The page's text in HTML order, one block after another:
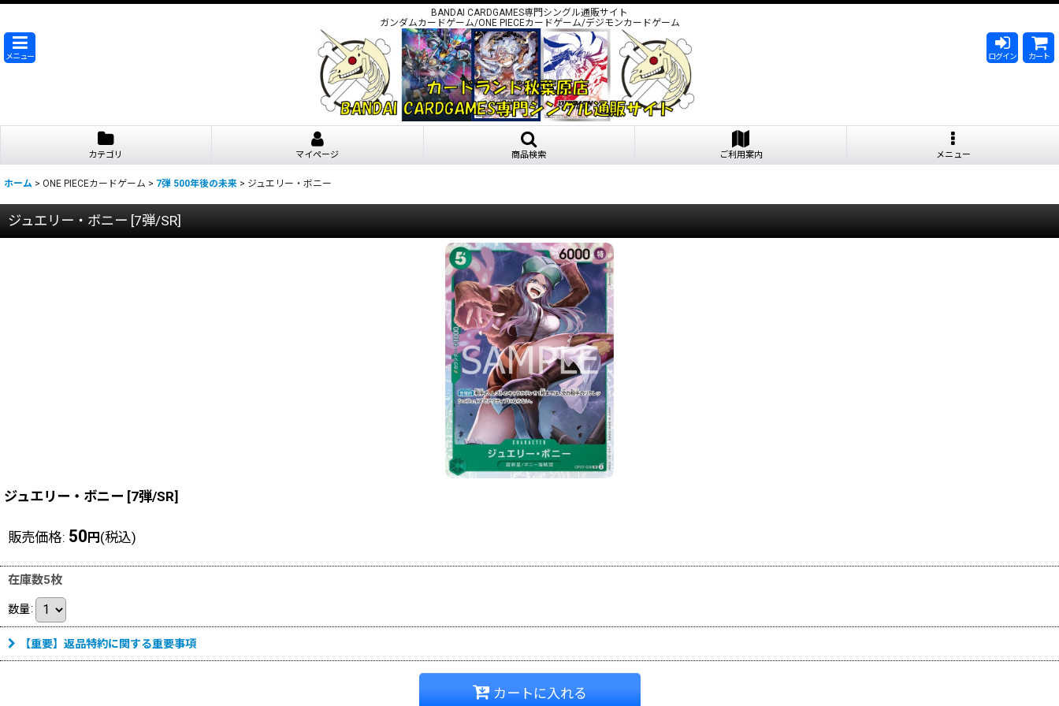
BANDAI CARDGAMES専門シングル通販サイト
ガンダムカードゲーム/ONE PIECEカードゲーム/デジモンカードゲーム
メニュー ログイン カート
カテゴリ マイページ 商品検索 ご利用案内 メニュー
ホーム > ONE PIECEカードゲーム > 7弾 500年後の未来 > ジュエリー・ボニー
ジュエリー・ボニー [7弾/SR]
ジュエリー・ボニー [7弾/SR]
販売価格: 50 円 (税込)
在庫数5枚
数量:
【重要】返品特約に関する重要事項
カートに入れる